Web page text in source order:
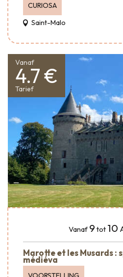
CURIOSA
Saint-Malo
Vanaf
4.7 €
Tarief
Vanaf 9 tot 10
Marotte et les Musards :
médiéva